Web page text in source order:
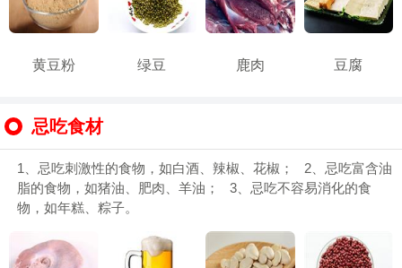
黄豆粉 绿豆 鹿肉 豆腐
忌吃食材
1、忌吃刺激性的食物，如白酒、辣椒、花椒； 2、忌吃富含油
脂的食物，如猪油、肥肉、羊油； 3、忌吃不容易消化的食
物，如年糕、粽子。